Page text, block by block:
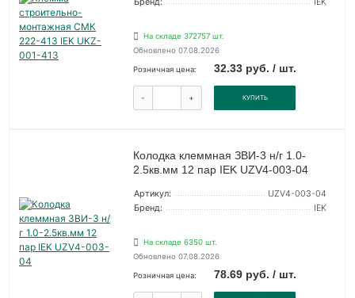
На складе 372757 шт.
Обновлено 07.08.2026
Розничная цена: 32.33 руб. / шт.
- + КУПИТЬ
Колодка клеммная ЗВИ-3 н/г 1.0-
2.5кв.мм 12 пар IEK UZV4-003-04
Артикул:
UZV4-003-04
Бренд:
IEK
На складе 6350 шт.
Обновлено 07.08.2026
Розничная цена: 78.69 руб. / шт.